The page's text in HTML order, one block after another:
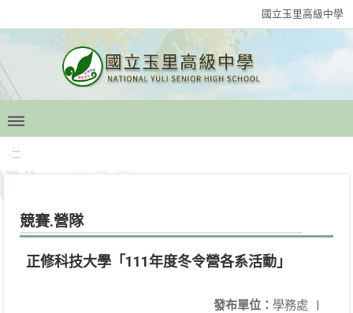
國立玉里高級中學
:::
競賽.營隊
正修科技大學「111年度冬令營各系活動」
發布單位： 學務處 |